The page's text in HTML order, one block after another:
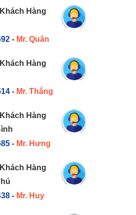
Hàng
- Mr. Quân
Hàng
- Mr. Thắng
Hàng
- Mr. Hưng
Hàng
- Mr. Huy